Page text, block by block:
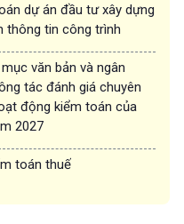
dự án đầu tư xây dựng
thông tin công trình
văn bản và ngân
tác đánh giá chuyên
động kiểm toán của
2027
toán thuế